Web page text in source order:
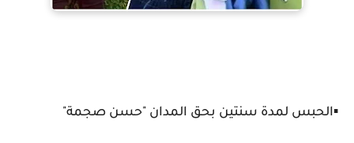
▪️الحبس لمدة سنتين بحق المدان "حسن صجمة"